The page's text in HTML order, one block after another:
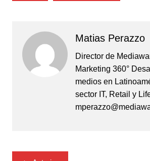
Matias Perazzo
Director de
Marketing 360°
medios en
sector IT, Retail y